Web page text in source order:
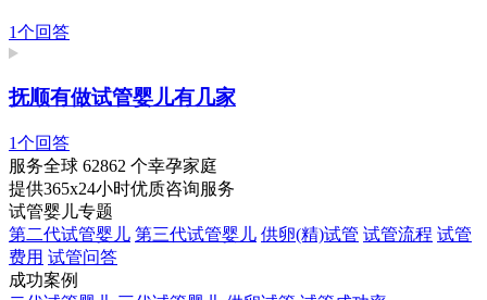
1个回答
抚顺有做试管婴儿有几家
1个回答
服务全球 62862 个幸孕家庭
提供365x24小时优质咨询服务
试管婴儿专题
第二代试管婴儿 第三代试管婴儿 供卵(精)试管 试管流程 试管
费用 试管问答
成功案例